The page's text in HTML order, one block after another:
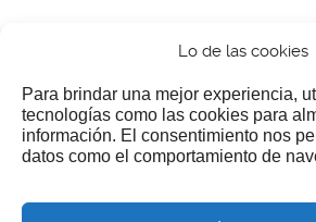
Lo de las cookies
Para brindar una mejor experiencia,
tecnologías como las cookies para
información. El consentimiento nos
datos como el comportamiento de
¿Nos invitas a un cafecillo?
Si te gusta nuestra web puedes